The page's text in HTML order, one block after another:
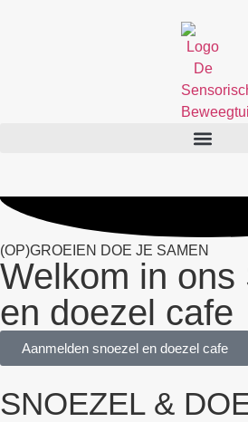
(OP)GROEIEN DOE JE SAMEN
Welkom in ons
en doezel cafe
Aanmelden snoezel en doezel cafe
SNOEZEL &